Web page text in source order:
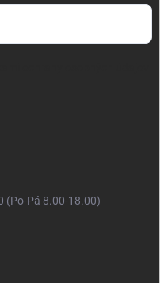
(Po-Pá 8.00-18.00)